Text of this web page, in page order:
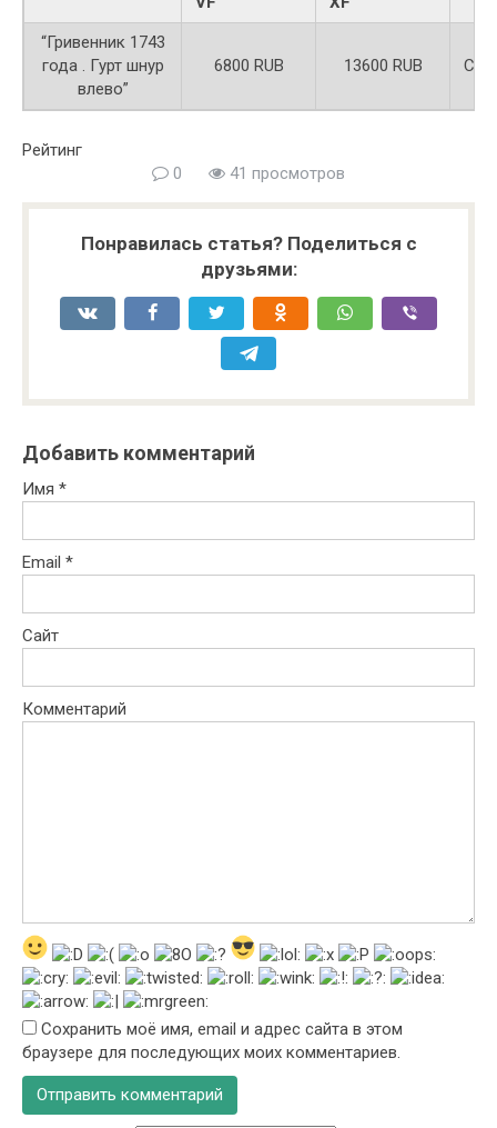
“Гривенник 1743
года . Гурт шнур
влево”
6800 RUB 13600 RUB
Рейтинг
0
41 просмотров
Понравилась статья? Поделиться с
друзьями:
Добавить комментарий
Имя *
Email *
Сайт
Комментарий
Сохранить моё имя, email и адрес сайта в этом
браузере для последующих моих комментариев.